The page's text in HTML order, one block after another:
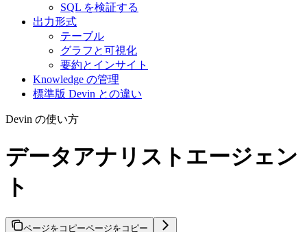
SQL を検証する
出力形式
テーブル
グラフと可視化
要約とインサイト
Knowledge の管理
標準版 Devin との違い
Devin の使い方
データアナリストエージェン
ト
ページをコピーページをコピー